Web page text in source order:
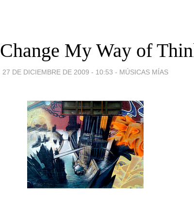
My Way of
27 DE DICIEMBRE DE 2009 - 10:53 - MÚSICAS MÍAS